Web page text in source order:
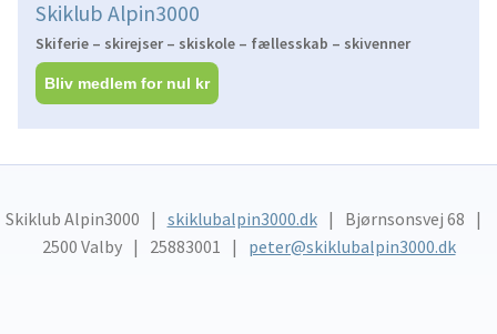
Skiklub Alpin3000
Skiferie – skirejser – skiskole – fællesskab – skivenner
Bliv medlem for nul kr
Skiklub Alpin3000 skiklubalpin3000.dk
Bjørnsonsvej 68
2500 Valby
25883001 peter@skiklubalpin3000.dk